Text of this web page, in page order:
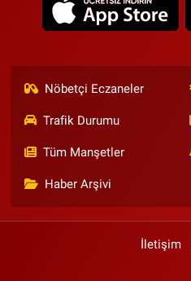
Nöbetçi Eczaneler
Trafik Durumu
Tüm Manşetler
Haber Arşivi
İletişim